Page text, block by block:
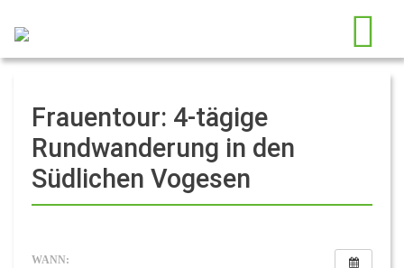
Frauentour: 4-tägige
Rundwanderung in den
Südlichen Vogesen
WANN: